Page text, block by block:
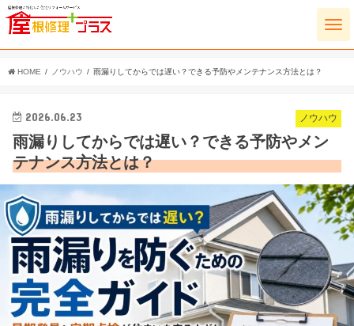
HOME ノウハウ 雨漏りしてからでは遅い？できる予防やメンテナンス方法とは？
ノウハウ
2026.06.23
雨漏りしてからでは遅い？できる予防やメン
テナンス方法とは？